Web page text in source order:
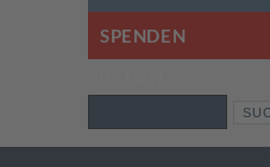
SPENDEN